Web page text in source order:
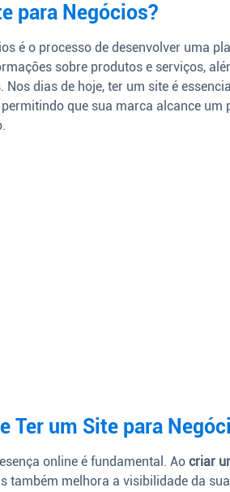
para Negócios?
é o processo de desenvolver uma
sobre produtos e serviços,
dias de hoje, ter um site é
que sua marca alcance um
Ter um Site para
online é fundamental. Aocriar
também melhora a visibilidade da